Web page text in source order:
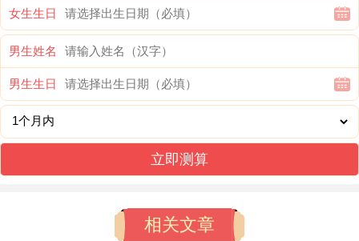
情况来定。
想起来真是，假设一个人早早就赚到了足够
的钱，享受着稳定的生活，那么意思是便再
20岁估计结婚。也不会有过多的问题.反过
来- 若是…那么一个人到了35岁还是过着忙
经济基础~经济基础也是波还有结婚的关键
女生生日
男生姓名
男生生日
立即测算
相关文章